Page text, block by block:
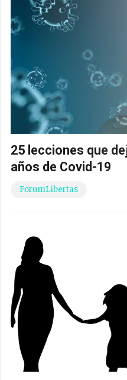
25 lecciones que
años de Covid-19
ForumLibertas